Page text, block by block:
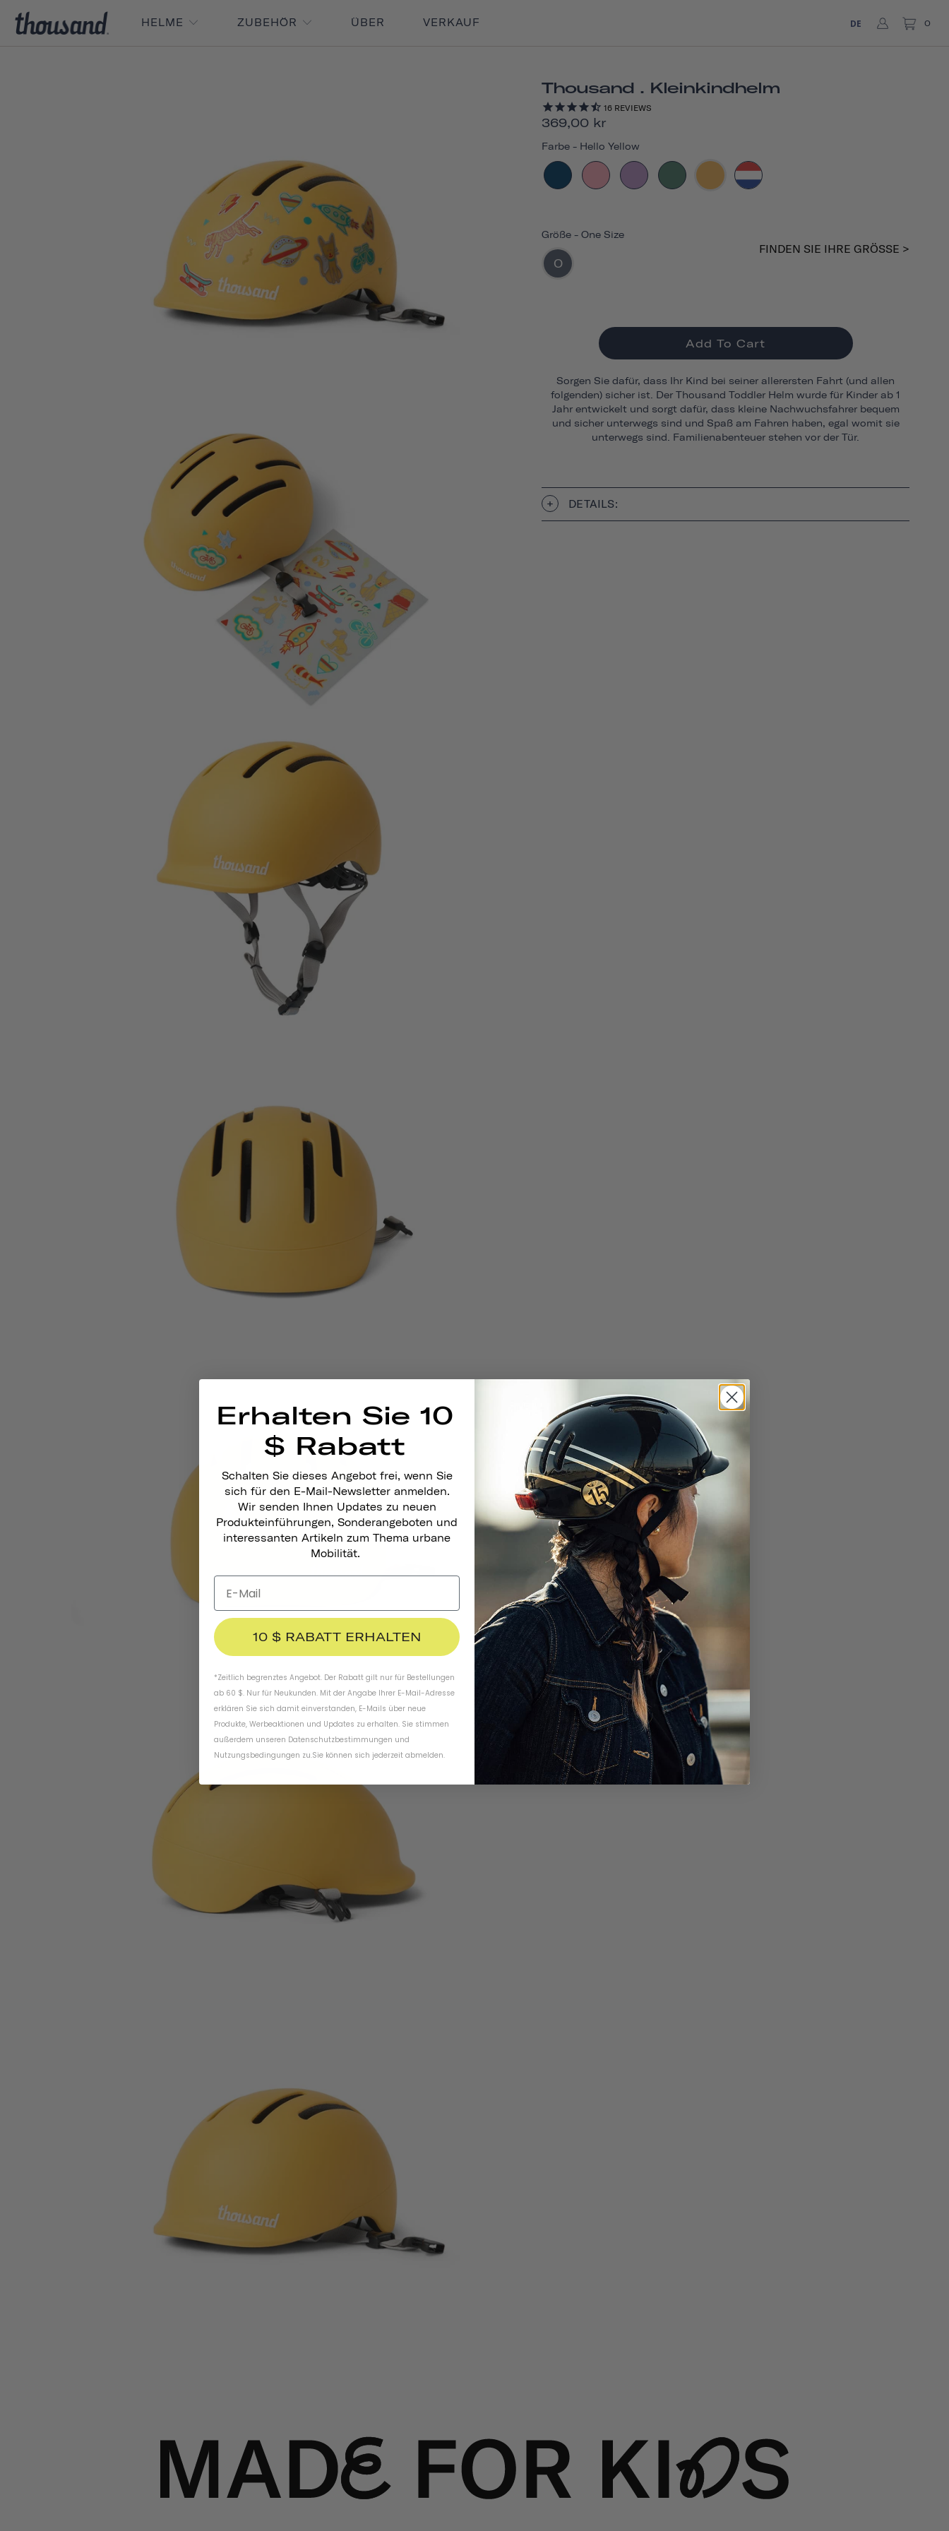
HELME ZUBEHÖR ÜBER VERKAUF DE 0
Thousand . Kleinkindhelm
16 REVIEWS
369,00 kr
Farbe - Hello Yellow
Größe - One Size
O
FINDEN SIE IHRE GRÖSSE >
Add To Cart
Sorgen Sie dafür, dass Ihr Kind bei seiner allerersten Fahrt (und allen
folgenden) sicher ist. Der Thousand Toddler Helm wurde für Kinder ab 1
Jahr entwickelt und sorgt dafür, dass kleine Nachwuchsfahrer bequem
und sicher unterwegs sind und Spaß am Fahren haben, egal womit sie
unterwegs sind. Familienabenteuer stehen vor der Tür.
DETAILS:
Erhalten Sie 10
$ Rabatt
Schalten Sie dieses Angebot frei, wenn Sie
sich für den E-Mail-Newsletter anmelden.
Wir senden Ihnen Updates zu neuen
Produkteinführungen, Sonderangeboten und
interessanten Artikeln zum Thema urbane
Mobilität.
10 $ RABATT ERHALTEN
*Zeitlich begrenztes Angebot. Der Rabatt gilt nur für Bestellungen
ab 60 $. Nur für Neukunden. Mit der Angabe Ihrer E-Mail-Adresse
erklären Sie sich damit einverstanden, E-Mails über neue
Produkte, Werbeaktionen und Updates zu erhalten. Sie stimmen
außerdem unseren Datenschutzbestimmungen und
Nutzungsbedingungen zu.Sie können sich jederzeit abmelden.